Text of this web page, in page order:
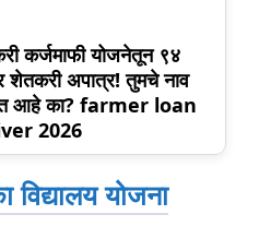
कर्जमाफी योजनेतून ९४
शेतकरी अपात्र! तुमचे नाव
आहे का? farmer loan
2026
विद्यालय योजना